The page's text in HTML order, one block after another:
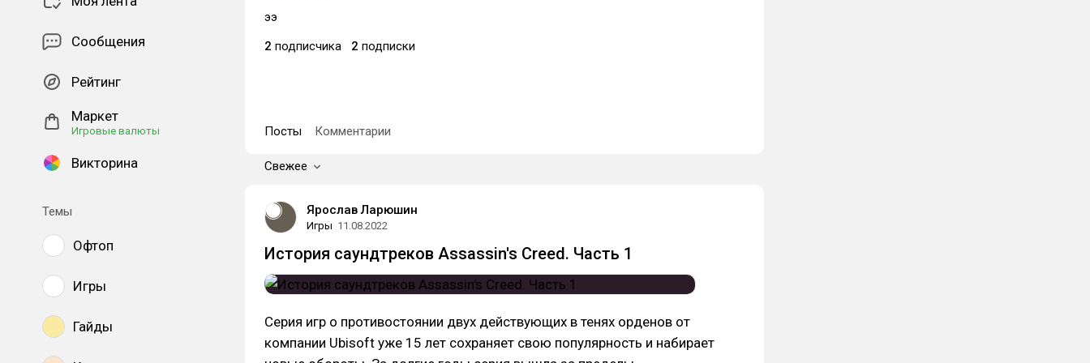
Сообщения
Рейтинг
Маркет
Игровые валюты
Викторина
Темы
Офтоп
Игры
Гайды
ээ
2 подписчика 2 подписки
Посты Комментарии
Свежее
Ярослав Ларюшин
Игры 11.08.2022
История саундтреков Assassin's Creed. Часть 1
Серия игр о противостоянии двух действующих в тенях орденов от
компании Ubisoft уже 15 лет сохраняет свою популярность и набирает